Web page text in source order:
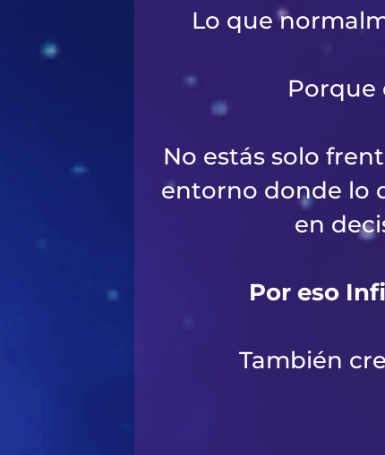
Lo que
Porque
No estás solo
entorno donde lo
en
Por eso
También